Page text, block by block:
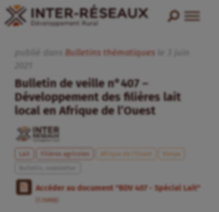
Bulletins thématiques
Bulletin de veille n°407 –
Développement des filières lait
local en Afrique de l’Ouest
Lait Filières agricoles Afrique de l’Ouest
Kenya
Accéder au document "BDV 407 - Spécial Lait"
(1.16MB)